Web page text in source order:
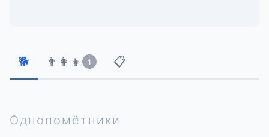
🐕 👨‍👩‍👧 1 📋
Однопомётники